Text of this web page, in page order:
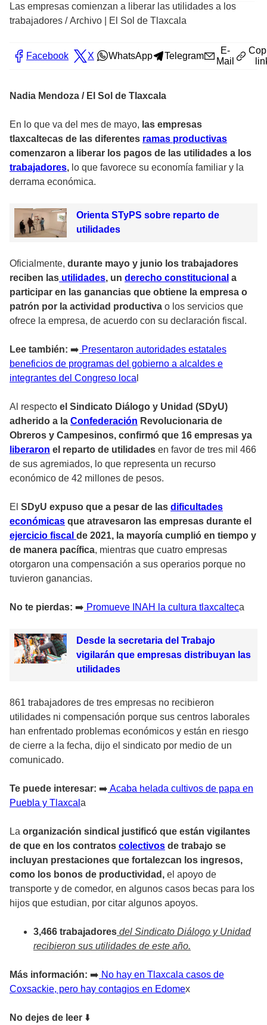
Las empresas comienzan a liberar las utilidades a los
trabajadores /Archivo | El Sol de Tlaxcala
Facebook X WhatsApp Telegram
E-
Mail
Nadia Mendoza / El Sol de Tlaxcala
En lo que va del mes de mayo, las empresas
tlaxcaltecas de las diferentes ramas productivas
comenzaron a liberar los pagos de las utilidades a los
trabajadores, lo que favorece su economía familiar y la
derrama económica.
Orienta STyPS sobre reparto de
utilidades
Oficialmente, durante mayo y junio los trabajadores
reciben las utilidades, un derecho constitucional a
participar en las ganancias que obtiene la empresa o
patrón por la actividad productiva o los servicios que
ofrece la empresa, de acuerdo con su declaración fiscal.
Lee también: ➡️ Presentaron autoridades estatales
beneficios de programas del gobierno a alcaldes e
integrantes del Congreso loca
Al respecto el Sindicato Diálogo y Unidad (SDyU)
adherido a la Confederación Revolucionaria de
Obreros y Campesinos, confirmó que 16 empresas ya
liberaron el reparto de utilidades en favor de tres mil 466
de sus agremiados, lo que representa un recurso
económico de 42 millones de pesos.
El SDyU expuso que a pesar de las dificultades
económicas que atravesaron las empresas durante el
ejercicio fiscal de 2021, la mayoría cumplió en tiempo y
de manera pacífica, mientras que cuatro empresas
otorgaron una compensación a sus operarios porque no
tuvieron ganancias.
No te pierdas: ➡️ Promueve INAH la cultura tlaxcalteca
Desde la secretaria del Trabajo
vigilarán que empresas distribuyan las
utilidades
861 trabajadores de tres empresas no recibieron
utilidades ni compensación porque sus centros laborales
han enfrentado problemas económicos y están en riesgo
de cierre a la fecha, dijo el sindicato por medio de un
comunicado.
Te puede interesar: ➡️ Acaba helada cultivos de papa en
Puebla y Tlaxcal a
La organización sindical justificó que están vigilantes
de que en los contratos colectivos de trabajo se
incluyan prestaciones que fortalezcan los ingresos,
como los bonos de productividad, el apoyo de
transporte y de comedor, en algunos casos becas para los
hijos que estudian, por citar algunos apoyos.
3,466 trabajadores del Sindicato Diálogo y Unidad
recibieron sus utilidades de este año.
Más información: ➡️ No hay en Tlaxcala casos de
Coxsackie, pero hay contagios en Edomex
No dejes de leer ⬇️